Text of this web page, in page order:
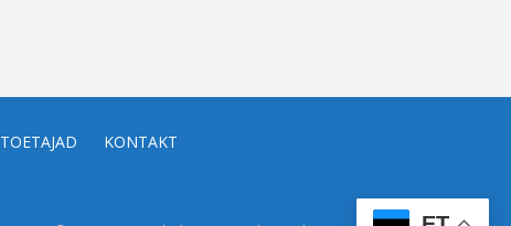
TOETAJAD KONTAKT